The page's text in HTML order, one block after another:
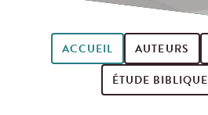
ACCUEIL AUTEURS
ÉTUDE BIBLIQUE